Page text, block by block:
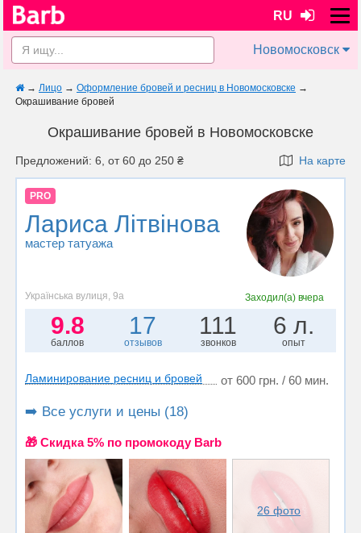
RU
Новомосковск
→ Лицо → Оформление бровей и ресниц в Новомосковске →
Окрашивание бровей
Окрашивание бровей в Новомосковске
Предложений: 6, от 60 до 250 ₴ На карте
PRO
Лариса Літвінова
мастер татуажа
Українська вулиця, 9а Заходил(а) вчера
9.8
баллов
17
отзывов
111
звонков
6 л.
опыт
Ламинирование ресниц и бровей от 600 грн. / 60 мин.
➡️ Все услуги и цены (18)
🎁 Cкидка 5% по промокоду Barb
26 фото